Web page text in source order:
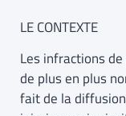
LE CONTEXTE
Les infractions
de plus en plus
fait de la